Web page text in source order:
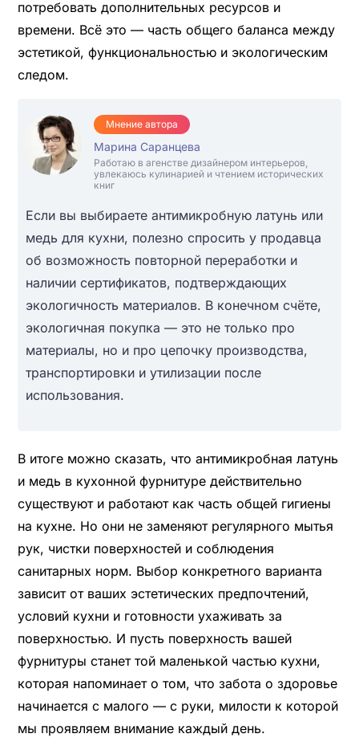
потребовать дополнительных ресурсов и
времени. Всё это — часть общего баланса между
эстетикой, функциональностью и экологическим
следом.
Мнение автора
Марина Саранцева
Работаю в агенстве дизайнером интерьеров,
увлекаюсь кулинарией и чтением исторических
книг
Если вы выбираете антимикробную латунь или
медь для кухни, полезно спросить у продавца
об возможность повторной переработки и
наличии сертификатов, подтверждающих
экологичность материалов. В конечном счёте,
экологичная покупка — это не только про
материалы, но и про цепочку производства,
транспортировки и утилизации после
использования.
В итоге можно сказать, что антимикробная латунь
и медь в кухонной фурнитуре действительно
существуют и работают как часть общей гигиены
на кухне. Но они не заменяют регулярного мытья
рук, чистки поверхностей и соблюдения
санитарных норм. Выбор конкретного варианта
зависит от ваших эстетических предпочтений,
условий кухни и готовности ухаживать за
поверхностью. И пусть поверхность вашей
фурнитуры станет той маленькой частью кухни,
которая напоминает о том, что забота о здоровье
начинается с малого — с руки, милости к которой
мы проявляем внимание каждый день.